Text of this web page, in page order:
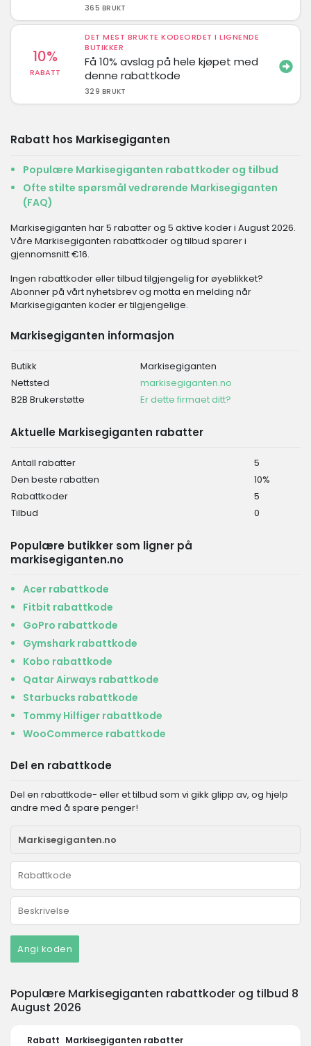
365 BRUKT
10%
RABATT
DET MEST BRUKTE KODEORDET I LIGNENDE
BUTIKKER
Få 10% avslag på hele kjøpet med
denne rabattkode
329 BRUKT
Rabatt hos Markisegiganten
Populære Markisegiganten rabattkoder og tilbud
Ofte stilte spørsmål vedrørende Markisegiganten
(FAQ)
Markisegiganten har 5 rabatter og 5 aktive koder i August 2026.
Våre Markisegiganten rabattkoder og tilbud sparer i
gjennomsnitt €16.
Ingen rabattkoder eller tilbud tilgjengelig for øyeblikket?
Abonner på vårt nyhetsbrev og motta en melding når
Markisegiganten koder er tilgjengelige.
Markisegiganten informasjon
Butikk
Markisegiganten
Nettsted
markisegiganten.no
B2B Brukerstøtte
Er dette firmaet ditt?
Aktuelle Markisegiganten rabatter
Antall rabatter
5
Den beste rabatten
10%
Rabattkoder
5
Tilbud
0
Populære butikker som ligner på
markisegiganten.no
Acer rabattkode
Fitbit rabattkode
GoPro rabattkode
Gymshark rabattkode
Kobo rabattkode
Qatar Airways rabattkode
Starbucks rabattkode
Tommy Hilfiger rabattkode
WooCommerce rabattkode
Del en rabattkode
Del en rabattkode- eller et tilbud som vi gikk glipp av, og hjelp
andre med å spare penger!
Angi koden
Populære Markisegiganten rabattkoder og tilbud 8
August 2026
Rabatt Markisegiganten rabatter